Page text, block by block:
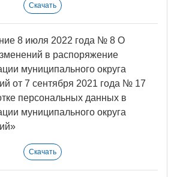
Скачать
8 июля 2022 года № 8 О
в распоряжение
муниципального округа
от 7 сентября 2021 года № 17
персональных данных в
муниципального округа
Скачать